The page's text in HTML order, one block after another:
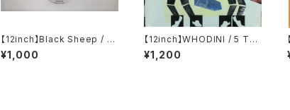
【12inch】Black Sheep / N
orth South East West
¥1,000
【12inch】WHODINI / 5 TR
ACK EP
¥1,200